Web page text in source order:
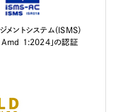
メントシステム（ISMS）
1:2024」の認証